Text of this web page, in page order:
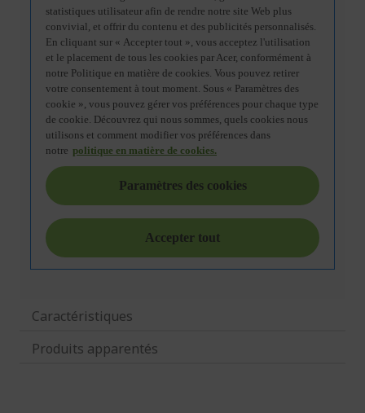
Caractéristiques
Produits apparentés